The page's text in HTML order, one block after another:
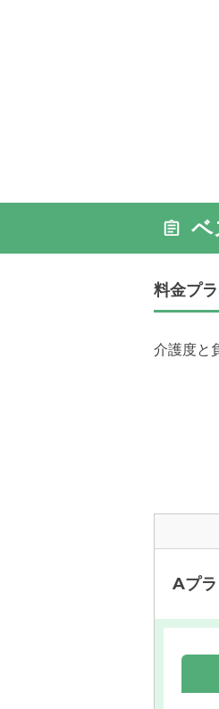
ベ
料金プ
介護度と
Aプ